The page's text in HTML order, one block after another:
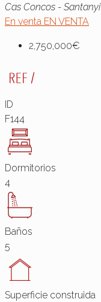
Cas Concos - Santanyi
En venta EN VENTA
2,750,000€
ID
F144
Dormitorios
4
Baños
5
Superficie construida